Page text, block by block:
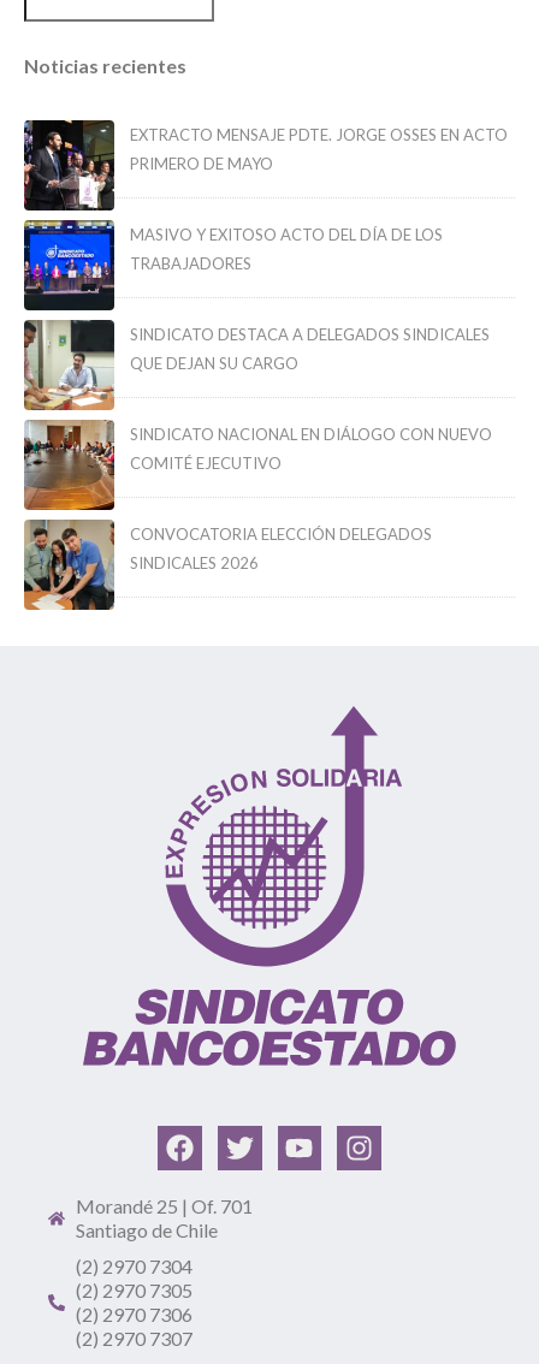
Noticias recientes
EXTRACTO MENSAJE PDTE. JORGE OSSES EN ACTO
PRIMERO DE MAYO
MASIVO Y EXITOSO ACTO DEL DÍA DE LOS
TRABAJADORES
SINDICATO DESTACA A DELEGADOS SINDICALES
QUE DEJAN SU CARGO
SINDICATO NACIONAL EN DIÁLOGO CON NUEVO
COMITÉ EJECUTIVO
CONVOCATORIA ELECCIÓN DELEGADOS
SINDICALES 2026
Morandé 25 | Of. 701
Santiago de Chile
(2) 2970 7304
(2) 2970 7305
(2) 2970 7306
(2) 2970 7307